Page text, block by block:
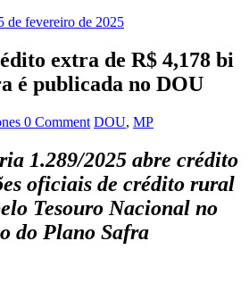
de fevereiro de 2025
extra de R$ 4,178 bi
é publicada no DOU
0 Comment DOU, MP
1.289/2025 abre crédito
oficiais de crédito rural
Tesouro Nacional no
do Plano Safra